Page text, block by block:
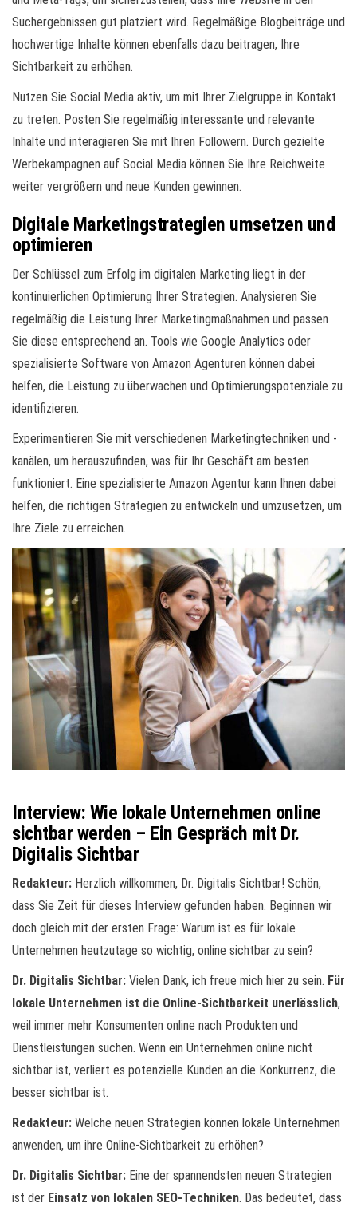
Suchergebnissen gut platziert wird. Regelmäßige Blogbeiträge und
hochwertige Inhalte können ebenfalls dazu beitragen, Ihre
Sichtbarkeit zu erhöhen.
Nutzen Sie Social Media aktiv, um mit Ihrer Zielgruppe in Kontakt
zu treten. Posten Sie regelmäßig interessante und relevante
Inhalte und interagieren Sie mit Ihren Followern. Durch gezielte
Werbekampagnen auf Social Media können Sie Ihre Reichweite
weiter vergrößern und neue Kunden gewinnen.
Digitale Marketingstrategien umsetzen und
optimieren
Der Schlüssel zum Erfolg im digitalen Marketing liegt in der
kontinuierlichen Optimierung Ihrer Strategien. Analysieren Sie
regelmäßig die Leistung Ihrer Marketingmaßnahmen und passen
Sie diese entsprechend an. Tools wie Google Analytics oder
spezialisierte Software von Amazon Agenturen können dabei
helfen, die Leistung zu überwachen und Optimierungspotenziale zu
identifizieren.
Experimentieren Sie mit verschiedenen Marketingtechniken und -
kanälen, um herauszufinden, was für Ihr Geschäft am besten
funktioniert. Eine spezialisierte Amazon Agentur kann Ihnen dabei
helfen, die richtigen Strategien zu entwickeln und umzusetzen, um
Ihre Ziele zu erreichen.
Interview: Wie lokale Unternehmen online
sichtbar werden – Ein Gespräch mit Dr.
Digitalis Sichtbar
Redakteur: Herzlich willkommen, Dr. Digitalis Sichtbar! Schön,
dass Sie Zeit für dieses Interview gefunden haben. Beginnen wir
doch gleich mit der ersten Frage: Warum ist es für lokale
Unternehmen heutzutage so wichtig, online sichtbar zu sein?
Dr. Digitalis Sichtbar: Vielen Dank, ich freue mich hier zu sein. Für
lokale Unternehmen ist die Online-Sichtbarkeit unerlässlich,
weil immer mehr Konsumenten online nach Produkten und
Dienstleistungen suchen. Wenn ein Unternehmen online nicht
sichtbar ist, verliert es potenzielle Kunden an die Konkurrenz, die
besser sichtbar ist.
Redakteur: Welche neuen Strategien können lokale Unternehmen
anwenden, um ihre Online-Sichtbarkeit zu erhöhen?
Dr. Digitalis Sichtbar: Eine der spannendsten neuen Strategien
ist der Einsatz von lokalen SEO-Techniken. Das bedeutet, dass